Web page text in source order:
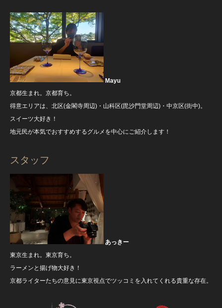
Mayu
京都生まれ。京都育ち。
得意エリアは、北区(金閣寺周辺)・山科区(毘沙門堂周辺)・中京区(街中)。
スイーツ大好き！
地元民が本気でおすすめするグルメを中心にご紹介します！
スタッフ
あっきー
東京生まれ。東京育ち。
ラーメンと揚げ物大好き！
京都ライターたちの意見に東京視点でツッコミを入れてくれる貴重な存在。